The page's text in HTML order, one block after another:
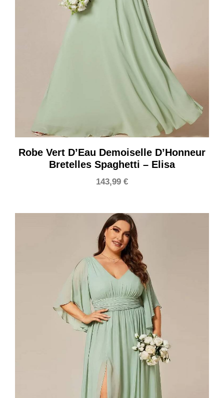
Robe Vert D’Eau Demoiselle D’Honneur
Bretelles Spaghetti – Elisa
143,99 €